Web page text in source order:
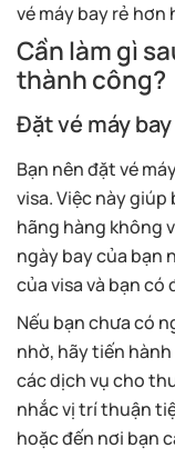
vé máy bay rẻ
Cần làm gì
thành công?
Đặt vé máy
Bạn nên đặt vé
visa. Việc này giúp
hãng hàng không
ngày bay của bạn
của visa và bạn
Nếu bạn chưa có
nhờ, hãy tiến
các dịch vụ cho
nhắc vị trí thuận
hoặc đến nơi bạn